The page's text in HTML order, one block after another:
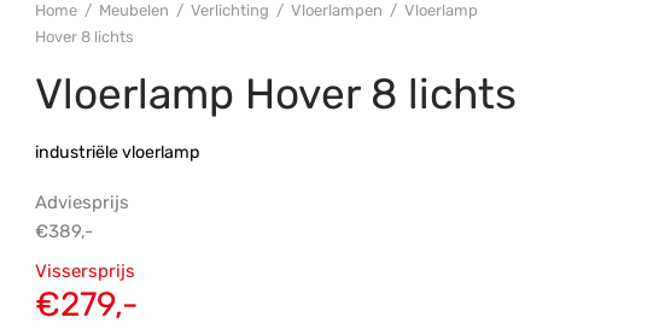
Home / Meubelen / Verlichting / Vloerlampen / Vloerlamp
Hover 8 lichts
Vloerlamp Hover 8 lichts
industriële vloerlamp
Adviesprijs
€389,-
Oorspronkelijke
prijs was:
Vissersprijs
€279,-